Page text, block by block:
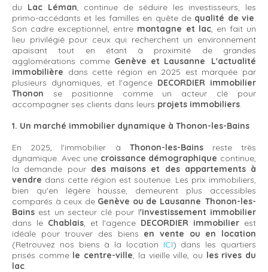
du Lac Léman , continue de séduire les investisseurs, les
primo-accédants et les familles en quête de qualité de vie
Son cadre exceptionnel, entre montagne et lac, en fait un
lieu privilégié pour ceux qui recherchent un environnement
apaisant tout en étant à proximité de grandes
agglomérations comme Genève et Lausanne
L'actualité
immobilière dans cette région en 2025 est marquée par
plusieurs dynamiques, et l'agence DECORDIER immobilier
Thonon se positionne comme un acteur clé pour
accompagner ses clients dans leurs projets immobiliers
1. Un marché immobilier dynamique à Thonon-les-Bains
En 2025, l'immobilier à Thonon-les-Bainsreste très
dynamique. Avec une croissance démographique continue,
la demande pour des maisons et des appartements à
vendre dans cette région est soutenue. Les prix immobiliers,
bien qu'en légère hausse, demeurent plus accessibles
comparés à ceux de Genève ou de Lausanne Thonon-les-
Bains est un secteur clé pour l'investissement immobilier
dans leChablais, et l'agence DECORDIER immobilier est
idéale pour trouver des biens en vente ou en location
(Retrouvez nos biens à la location ICI) dans les quartiers
prisés commele centre-ville , la vieille ville, ou les rives du
lac